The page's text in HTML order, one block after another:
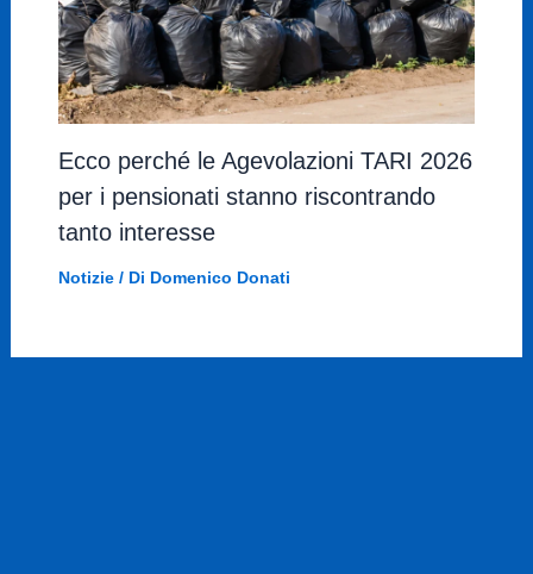
Ecco perché le Agevolazioni TARI 2026
per i pensionati stanno riscontrando
tanto interesse
Notizie/ Di Domenico Donati